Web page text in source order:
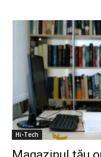
Hi-Tech